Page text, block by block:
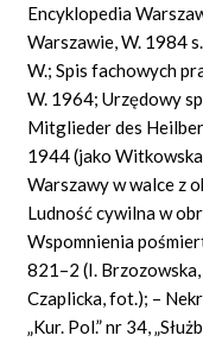
Encyklopedia
Warszawie, W. 1984
W.; Spis fachowych
W. 1964; Urzędowy
Mitglieder des
1944 (jako
Warszawy w walce z
Ludność cywilna w
Wspomnienia
821–2 (I. Brzozowska,
Czaplicka, fot.); –
„Kur. Pol.” nr 34,